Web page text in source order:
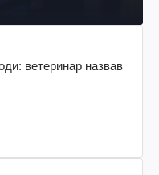
ветеринар назвав